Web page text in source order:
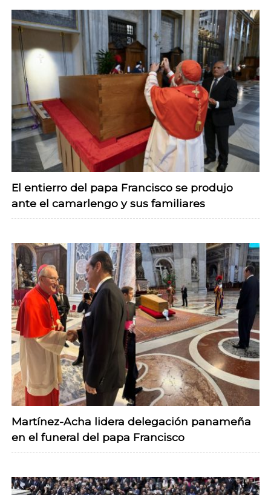
El entierro del papa Francisco se produjo
ante el camarlengo y sus familiares
Martínez-Acha lidera delegación panameña
en el funeral del papa Francisco